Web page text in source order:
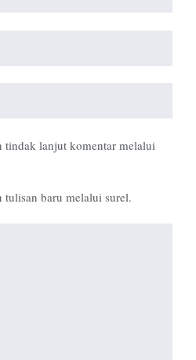
tindak lanjut komentar melalui
tulisan baru melalui surel.